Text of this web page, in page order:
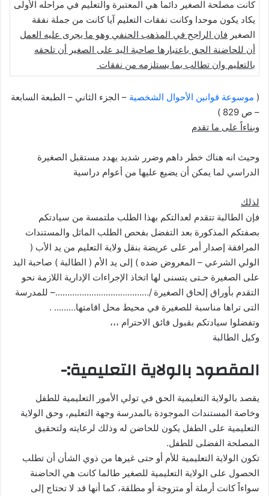
كانت مصلحة الصغير دائما هي المعتبرة والتعليم في مراحله الأولى
يكاد يكون موحدا وكانت نفقات التعليم آيا كانت من جملة نفقة
الصغير فان الراجح في المذهب الحنفي وهو ما يجرى عليه العمل
أن للحاضنة الحق باعتبارها صاحبة اليد على الصغير أن تلحقه
بالتعليم وان تطالب بما يستلزمه من نفقات
( موسوعة قوانين الأحوال الشخصية – الجزء الثاني – الطبعة السابعة
– ص 829 )
وبناءاً على ما تقدم
وحيث انه هناك خطر داهم وضرر شديد يهدد مستقبل الصغيرة
الدراسي لما يمكن أن يضيع عليها من أعوام دراسية
لذلك
فإن الطالبة تتقدم لعدالتكم بهذا الطلب ملتمسة من سيادتكم
بصفتكم المذكورة بعد التفضل بفحص الطلب الماثل والمستندات
المرافقة إصدار أمر على عريضة بنقل ولاية التعليم من يد الأب (
الولي الشرعي – المعروض ضده ) إلى يد الأم ( الطالبة ) صاحبة اليد
على الصغيرة حـتى يتسنى لها اتخاذ الإجراءات الإدارية اللازمة نحو
التقدم بأوراق إلحاق الصغيرة /…………………………………– للمدرسة
التى تراها مناسبة للصغيرة في محيط محل اقامتها……… .
وتفضلوا سيادتكم بقبول فائق الاحترام ،،،
وكيل الطالبة
المقصود بالولاية التعليمية:-
يقصد بالولاية التعليمية الحق في تولي الأمور التعليمية للطفل
وخاصة المستندات الموجودة بالمدرسة وجهة التعليم، وحق الولاية
التعليمية على الطفل يكون للحاضن له وذلك لرعايته ولتحقيق
المصلحة الفضلى للطفل.
تكون الولاية التعليمية للأم أو حتى غيرها من ذوي الشأن أن تطلب
الحصول على الولاية التعليمية للصغير طالما كانت هي الحاضنة
سواءاً كانت أرملة أو متزوجة أو مطلقة، كما أنها قد لا تحتاج إلى